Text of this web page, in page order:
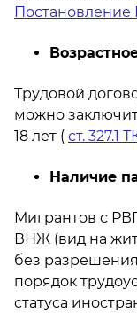
Трудовой
можно
18 лет ( ст. 327.1
Наличие
Мигрантов с
ВНЖ (вид на
без разрешения
порядок
статуса